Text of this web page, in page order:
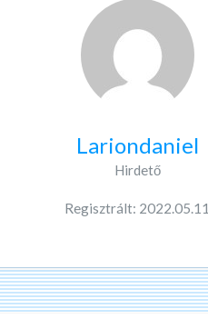
Lariondaniel
Hirdető
Regisztrált: 2022.05.11